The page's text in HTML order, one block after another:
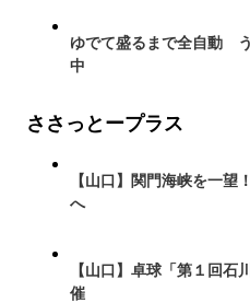
ゆでて盛るまで全自動
中
ささっとープラス
【山口】関門海峡を一望
へ
【山口】卓球「第１回
催